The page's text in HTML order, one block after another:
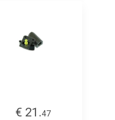
€ 21.47